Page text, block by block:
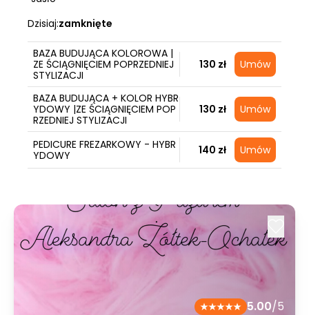
Dzisiaj:zamknięte
BAZA BUDUJĄCA KOLOROWA |
ZE ŚCIĄGNIĘCIEM POPRZEDNIEJ
STYLIZACJI
130 zł Umów
BAZA BUDUJĄCA + KOLOR HYBR
YDOWY |ZE ŚCIĄGNIĘCIEM POP
RZEDNIEJ STYLIZACJI
130 zł Umów
PEDICURE FREZARKOWY - HYBR
YDOWY
140 zł Umów
5.00/5